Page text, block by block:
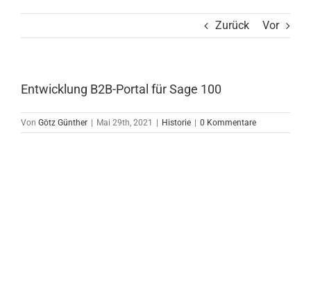
Zurück Vor
Entwicklung B2B-Portal für Sage 100
Von Götz Günther Mai 29th, 2021 Historie 0 Kommentare